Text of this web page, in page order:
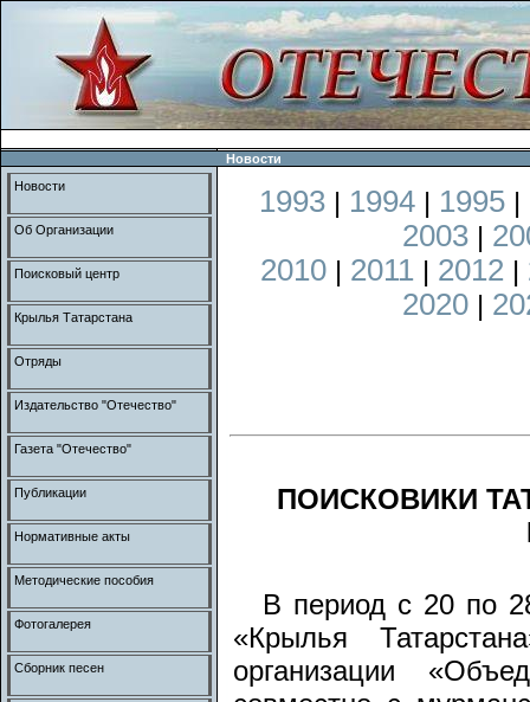
Новости
1993 | 1994 | 1995 |
2003 |
2010 | 2011 | 2012 |
2020 |
ПОИСКОВИКИ
В период с 20 по
«Крылья
организации
Новости
Об Организации
Поисковый центр
Крылья Татарстана
Отряды
Издательство "Отечество"
Газета "Отечество"
Публикации
Нормативные акты
Методические пособия
Фотогалерея
Сборник песен